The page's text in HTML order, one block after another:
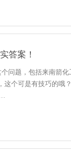
答案！
问题，包括来南箭
这个可是有技巧的哦